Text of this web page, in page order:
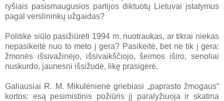
ryšiais pasismaugusios partijos diktuotų Lietuvai įstatymus
pagal verslininkų užgaidas?
Politikė siūlo pasižiūrėti 1994 m. nuotraukas, ar tikrai niekas
nepasikeitė nuo to meto į gera? Pasikeitė, bet ne tik į gera:
žmonės išsivažinėjo, išsivaikščiojo, šeimos iširo, senoliai
nuskurdo, jaunesni išsižudė, likę prasigėrė.
Galiausiai R. M. Mikulėnienė griebiasi „paprasto žmogaus“
kortos: esą pesimistinis požiūris jį paralyžiuoja ir skatina